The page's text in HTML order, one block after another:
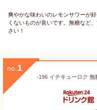
爽やかな味わいのレモンサワーが
くないものが良いです。無糖など
さい！
no. 1